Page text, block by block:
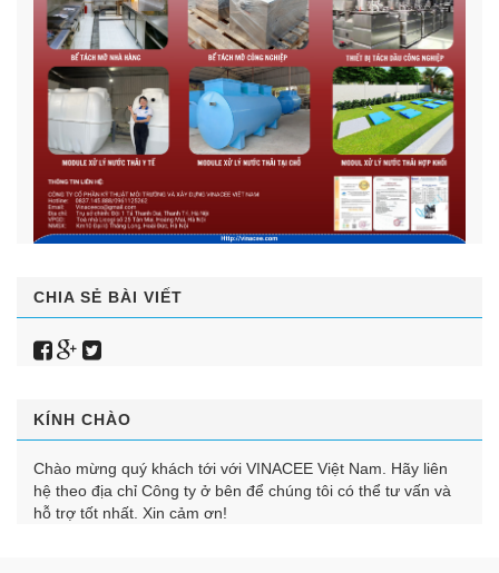
CHIA SẺ BÀI VIẾT
KÍNH CHÀO
Chào mừng quý khách tới với VINACEE Việt Nam. Hãy liên
hệ theo địa chỉ Công ty ở bên để chúng tôi có thể tư vấn và
hỗ trợ tốt nhất. Xin cảm ơn!